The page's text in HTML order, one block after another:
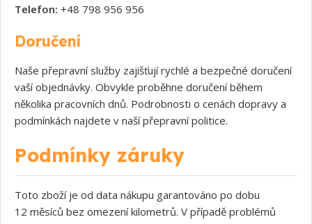
Telefon: +48 798 956 956
Doručení
Naše přepravní služby zajišťují rychlé a bezpečné doručení
vaší objednávky. Obvykle proběhne doručení během
několika pracovních dnů. Podrobnosti o cenách dopravy a
podmínkách najdete v naší přepravní politice.
Podmínky záruky
Toto zboží je od data nákupu garantováno po dobu
12 měsíců bez omezení kilometrů. V případě problémů